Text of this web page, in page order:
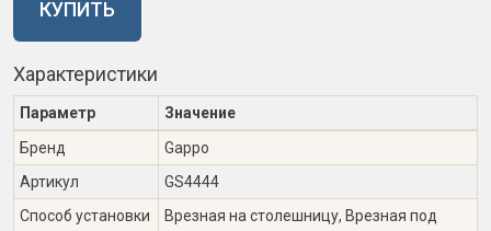
КУПИТЬ
Характеристики
Параметр
Значение
Бренд
Gappo
Артикул
GS4444
Способ установки
Врезная на столешницу, Врезная под